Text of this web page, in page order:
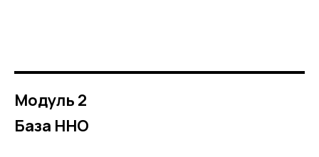
Модуль 2
База ННО